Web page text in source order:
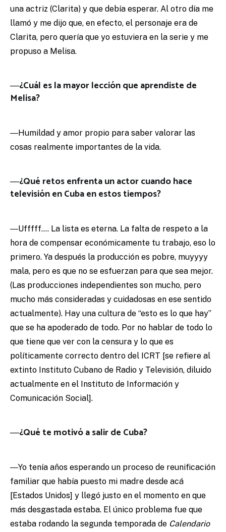
una actriz (Clarita) y que debía esperar. Al otro día me
llamó y me dijo que, en efecto, el personaje era de
Clarita, pero quería que yo estuviera en la serie y me
propuso a Melisa.
―¿Cuál es la mayor lección que aprendiste de
Melisa?
―Humildad y amor propio para saber valorar las
cosas realmente importantes de la vida.
―¿Qué retos enfrenta un actor cuando hace
televisión en Cuba en estos tiempos?
―Ufffff…. La lista es eterna. La falta de respeto a la
hora de compensar económicamente tu trabajo, eso lo
primero. Ya después la producción es pobre, muyyyy
mala, pero es que no se esfuerzan para que sea mejor.
(Las producciones independientes son mucho, pero
mucho más consideradas y cuidadosas en ese sentido
actualmente). Hay una cultura de “esto es lo que hay”
que se ha apoderado de todo. Por no hablar de todo lo
que tiene que ver con la censura y lo que es
políticamente correcto dentro del ICRT [se refiere al
extinto Instituto Cubano de Radio y Televisión, diluido
actualmente en el Instituto de Información y
Comunicación Social].
―¿Qué te motivó a salir de Cuba?
―Yo tenía años esperando un proceso de reunificación
familiar que había puesto mi madre desde acá
[Estados Unidos] y llegó justo en el momento en que
más desgastada estaba. El único problema fue que
estaba rodando la segunda temporada de Calendario